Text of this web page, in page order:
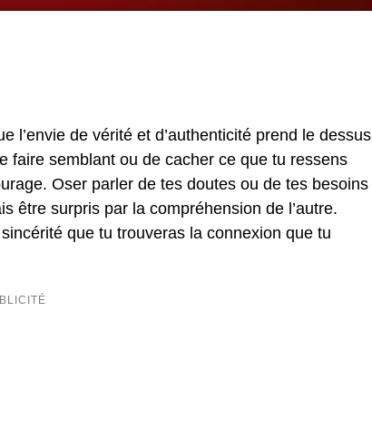
l’envie de vérité et d’authenticité prend le dessus
faire semblant ou de cacher ce que tu ressens
Oser parler de tes doutes ou de tes besoins
être surpris par la compréhension de l’autre.
que tu trouveras la connexion que tu